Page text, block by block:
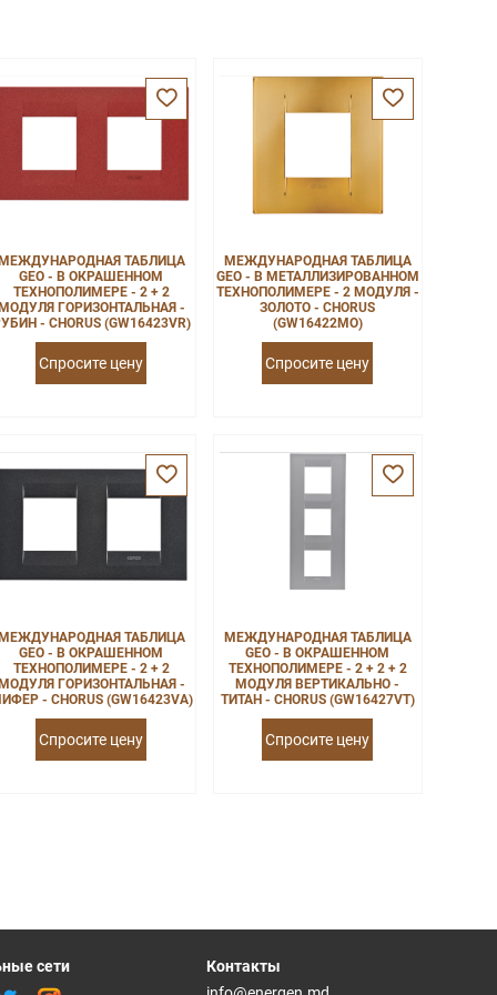
МЕЖДУНАРОДНАЯ ТАБЛИЦА
GEO - В ОКРАШЕННОМ
ТЕХНОПОЛИМЕРЕ - 2 + 2
МОДУЛЯ ГОРИЗОНТАЛЬНАЯ -
- CHORUS (GW16423VR)
Спросите цену
МЕЖДУНАРОДНАЯ ТАБЛИЦА
GEO - В МЕТАЛЛИЗИРОВАННОМ
ТЕХНОПОЛИМЕРЕ - 2 МОДУЛЯ -
ЗОЛОТО - CHORUS
(GW16422MO)
Спросите цену
МЕЖДУНАРОДНАЯ ТАБЛИЦА
GEO - В ОКРАШЕННОМ
ТЕХНОПОЛИМЕРЕ - 2 + 2
МОДУЛЯ ГОРИЗОНТАЛЬНАЯ -
- CHORUS (GW16423VA)
Спросите цену
МЕЖДУНАРОДНАЯ ТАБЛИЦА
GEO - В ОКРАШЕННОМ
ТЕХНОПОЛИМЕРЕ - 2 + 2 + 2
МОДУЛЯ ВЕРТИКАЛЬНО -
ТИТАН - CHORUS (GW16427VT)
Спросите цену
сети
Контакты